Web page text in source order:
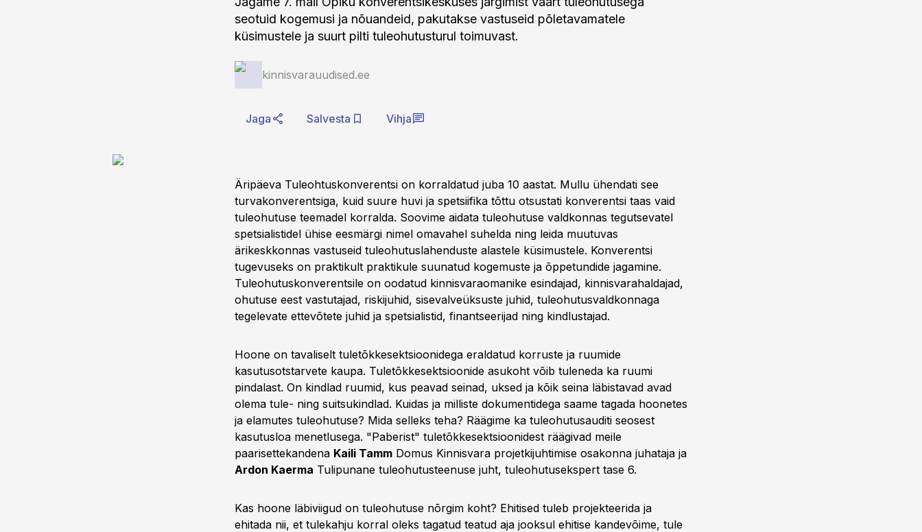
seotuid kogemusi ja nõuandeid, pakutakse vastuseid põletavamatele
küsimustele ja suurt pilti tuleohutusturul toimuvast.
kinnisvarauudised.ee
Jaga Salvesta Vihja
Äripäeva Tuleohtuskonverentsi on korraldatud juba 10 aastat. Mullu ühendati see
turvakonverentsiga, kuid suure huvi ja spetsiifika tõttu otsustati konverentsi taas vaid
tuleohutuse teemadel korralda. Soovime aidata tuleohutuse valdkonnas tegutsevatel
spetsialistidel ühise eesmärgi nimel omavahel suhelda ning leida muutuvas
ärikeskkonnas vastuseid tuleohutuslahenduste alastele küsimustele. Konverentsi
tugevuseks on praktikult praktikule suunatud kogemuste ja õppetundide jagamine.
Tuleohutuskonverentsile on oodatud kinnisvaraomanike esindajad, kinnisvarahaldajad,
ohutuse eest vastutajad, riskijuhid, sisevalveüksuste juhid, tuleohutusvaldkonnaga
tegelevate ettevõtete juhid ja spetsialistid, finantseerijad ning kindlustajad.
Hoone on tavaliselt tuletõkkesektsioonidega eraldatud korruste ja ruumide
kasutusotstarvete kaupa. Tuletõkkesektsioonide asukoht võib tuleneda ka ruumi
pindalast. On kindlad ruumid, kus peavad seinad, uksed ja kõik seina läbistavad avad
olema tule- ning suitsukindlad. Kuidas ja milliste dokumentidega saame tagada hoonetes
ja elamutes tuleohutuse? Mida selleks teha? Räägime ka tuleohutusauditi seosest
kasutusloa menetlusega. "Paberist" tuletõkkesektsioonidest räägivad meile
paarisettekandena Kaili Tamm Domus Kinnisvara projetkijuhtimise osakonna juhataja ja
Ardon Kaerma Tulipunane tuleohutusteenuse juht, tuleohutusekspert tase 6.
Kas hoone läbiviigud on tuleohutuse nõrgim koht? Ehitised tuleb projekteerida ja
ehitada nii, et tulekahju korral oleks tagatud teatud aja jooksul ehitise kandevõime, tule